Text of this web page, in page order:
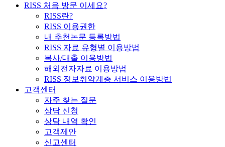
RISS 처음 방문 이세요?
RISS란?
RISS 이용권한
내 추천논문 등록방법
RISS 자료 유형별 이용방법
복사/대출 이용방법
해외전자자료 이용방법
RISS 정보취약계층 서비스 이용방법
고객센터
자주 찾는 질문
상담 신청
상담 내역 확인
고객제안
신고센터